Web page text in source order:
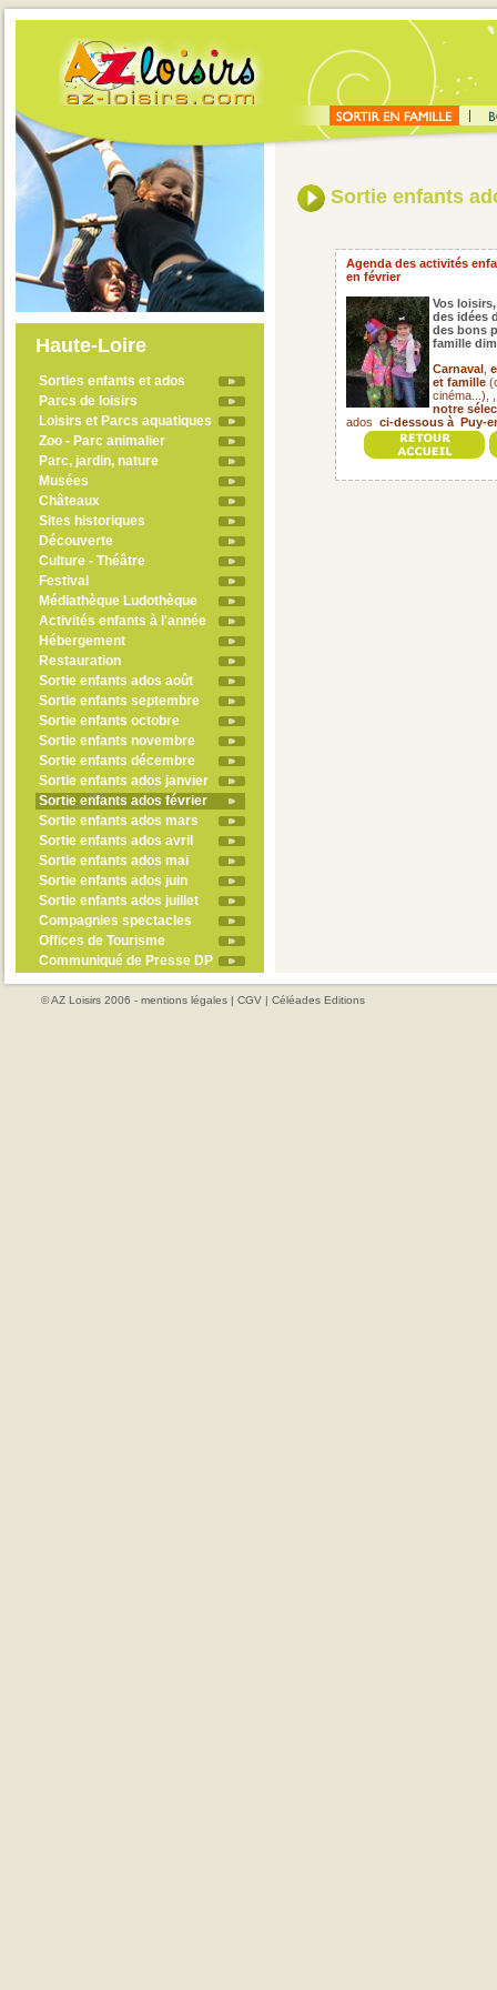
Haute-Loire
Sorties enfants et ados
Parcs de loisirs
Loisirs et Parcs aquatiques
Zoo - Parc animalier
Parc, jardin, nature
Musées
Châteaux
Sites historiques
Découverte
Culture - Théâtre
Festival
Médiathèque Ludothèque
Activités enfants à l'année
Hébergement
Restauration
Sortie enfants ados août
Sortie enfants septembre
Sortie enfants octobre
Sortie enfants novembre
Sortie enfants décembre
Sortie enfants ados janvier
Sortie enfants ados février
Sortie enfants ados mars
Sortie enfants ados avril
Sortie enfants ados mai
Sortie enfants ados juin
Sortie enfants ados juillet
Compagnies spectacles
Offices de Tourisme
Communiqué de Presse DP
Sortie enfants
Agenda des activités
en février
Vos
des idées
des bons
famille
Carnaval
et famille
cinéma...),
notre
ados ci-dessous à Puy-
© AZ Loisirs 2006 - mentions légales | CGV | Céléades Editions